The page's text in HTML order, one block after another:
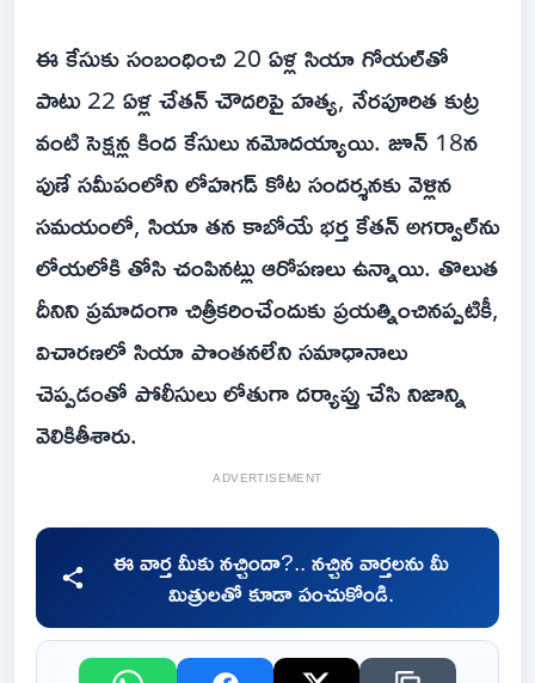
ఈ కేసుకు సంబంధించి 20 ఏళ్ల సియా గోయల్‌తో
పాటు 22 ఏళ్ల చేతన్ చౌదరిపై హత్య, నేరపూరిత కుట్ర
వంటి సెక్షన్ల కింద కేసులు నమోదయ్యాయి. జూన్ 18న
పుణే సమీపంలోని లోహగడ్ కోట సందర్శనకు వెళ్లిన
సమయంలో, సియా తన కాబోయే భర్త కేతన్ అగర్వాల్‌ను
లోయలోకి తోసి చంపినట్లు ఆరోపణలు ఉన్నాయి. తొలుత
దీనిని ప్రమాదంగా చిత్రీకరించేందుకు ప్రయత్నించినప్పటికీ,
విచారణలో సియా పొంతనలేని సమాధానాలు
చెప్పడంతో పోలీసులు లోతుగా దర్యాప్తు చేసి నిజాన్ని
వెలికితీశారు.
ADVERTISEMENT
ఈ వార్త మీకు నచ్చిందా?.. నచ్చిన వార్తలను మీ
మిత్రులతో కూడా పంచుకోండి.